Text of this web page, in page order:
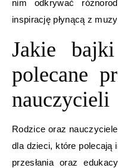
nim odkrywać
inspirację płynącą z
Jakie
polecane
nauczycieli
Rodzice oraz
dla dzieci, które polecają
przesłania oraz